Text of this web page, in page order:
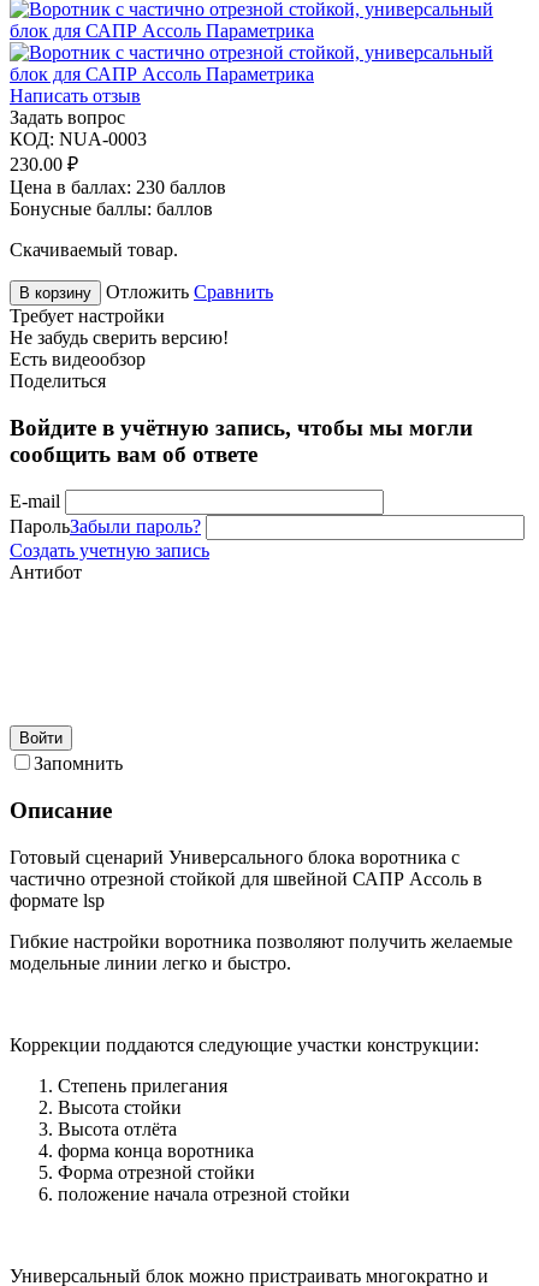
Написать отзыв
Задать вопрос
КОД: NUA-0003
230.00 ₽
Цена в баллах: 230 баллов
Бонусные баллы: баллов
Скачиваемый товар.
В корзину Отложить Сравнить
Требует настройки
Не забудь сверить версию!
Есть видеообзор
Поделиться
Войдите в учётную запись, чтобы мы могли
сообщить вам об ответе
E-mail
ПарольЗабыли пароль?
Создать учетную запись
Антибот
Войти
Запомнить
Описание
Готовый сценарий Универсального блока воротника с
частично отрезной стойкой для швейной САПР Ассоль в
формате lsp
Гибкие настройки воротника позволяют получить желаемые
модельные линии легко и быстро.
Коррекции поддаются следующие участки конструкции:
Степень прилегания
Высота стойки
Высота отлёта
форма конца воротника
Форма отрезной стойки
положение начала отрезной стойки
Универсальный блок можно пристраивать многократно и